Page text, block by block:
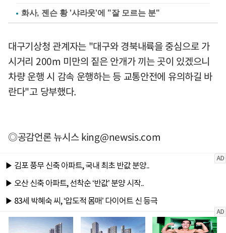
화사, 젠슨 황 '샤라웃'에 "잘 모르는 분"
대구기상청 관계자는 "대구와 경북내륙을 중심으로 가
시거리 200m 미만의 짙은 안개가 끼는 곳이 있겠으니
차량 운행 시 감속 운행하는 등 교통안전에 유의하길 바
란다"고 당부했다.
◎공감언론 뉴시스king@newsis.com